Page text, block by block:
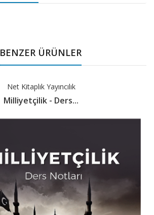
BENZER ÜRÜNLER
Net Kitaplık Yayıncılık
Milliyetçilik - Ders...